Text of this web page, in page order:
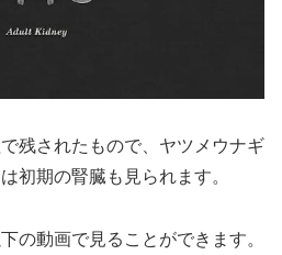
残されたもので、ヤツメウナギ
初期の腎臓も見られます。
の動画で見ることができます。